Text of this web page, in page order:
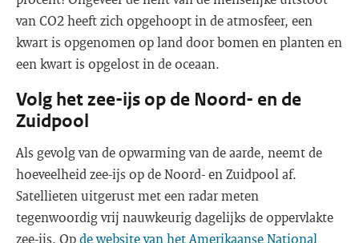
van CO2 heeft zich opgehoopt in de atmosfeer, een
kwart is opgenomen op land door bomen en planten en
een kwart is opgelost in de oceaan.
Volg het zee-ijs op de Noord- en de
Zuidpool
Als gevolg van de opwarming van de aarde, neemt de
hoeveelheid zee-ijs op de Noord- en Zuidpool af.
Satellieten uitgerust met een radar meten
tegenwoordig vrij nauwkeurig dagelijks de oppervlakte
zee-ijs. Opde website van het Amerikaanse National